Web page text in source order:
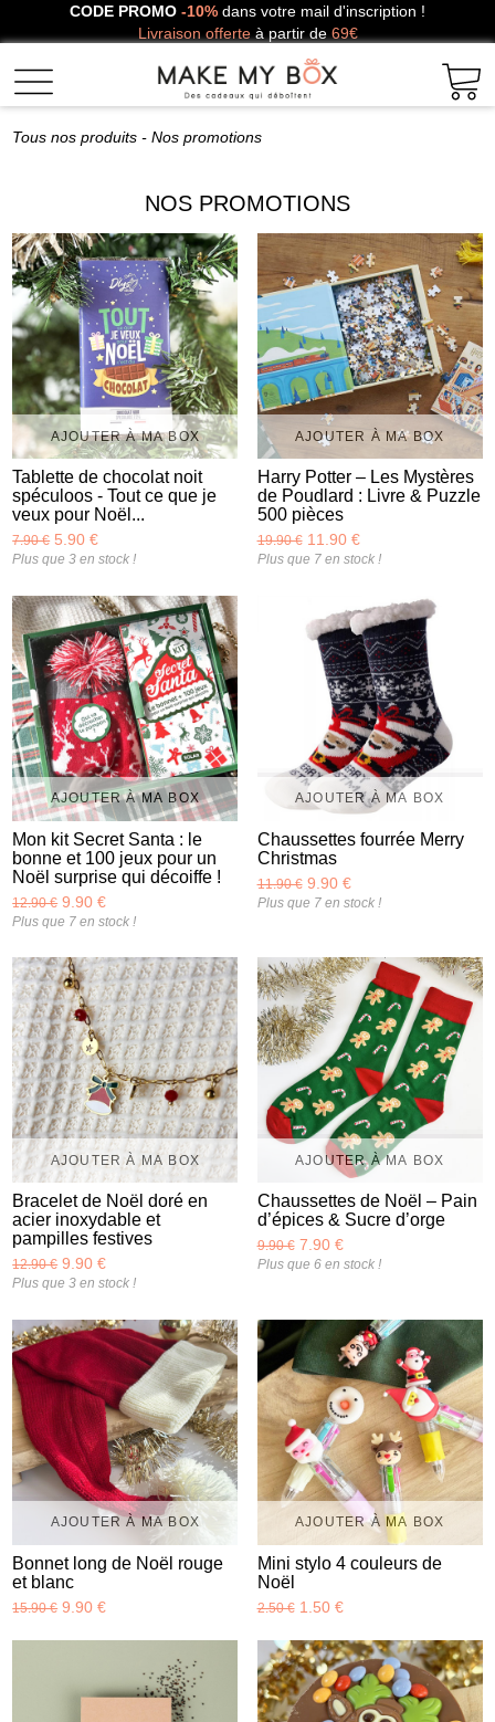
CODE PROMO -10% dans votre mail d'inscription !
Livraison offerteà partir de69€
Tous nos produits - Nos promotions
NOS PROMOTIONS
AJOUTER À MA BOX
Tablette de chocolat noit
spéculoos - Tout ce que je
veux pour Noël...
7.90 €5.90 €
Plus que 3 en stock !
AJOUTER À MA BOX
Harry Potter – Les Mystères
de Poudlard : Livre & Puzzle
500 pièces
19.90 €11.90 €
Plus que 7 en stock !
AJOUTER À MA BOX
Mon kit Secret Santa : le
bonne et 100 jeux pour un
Noël surprise qui décoiffe !
12.90 €9.90 €
Plus que 7 en stock !
AJOUTER À MA BOX
Chaussettes fourrée Merry
Christmas
11.90 €9.90 €
Plus que 7 en stock !
AJOUTER À MA BOX
Bracelet de Noël doré en
acier inoxydable et
pampilles festives
12.90 €9.90 €
Plus que 3 en stock !
AJOUTER À MA BOX
Chaussettes de Noël – Pain
d’épices & Sucre d’orge
9.90 €7.90 €
Plus que 6 en stock !
AJOUTER À MA BOX
Bonnet long de Noël rouge
et blanc
15.90 €9.90 €
AJOUTER À MA BOX
Mini stylo 4 couleurs de
Noël
2.50 €1.50 €